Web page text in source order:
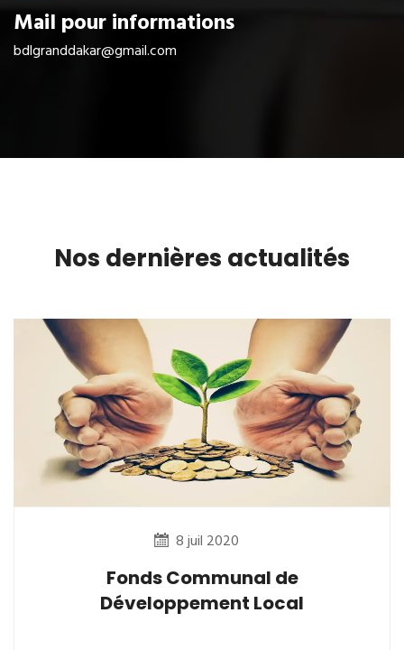
Mail pour informations
bdlgranddakar@gmail.com
Nos dernières actualités
8 juil 2020
Fonds Communal de
Développement Local